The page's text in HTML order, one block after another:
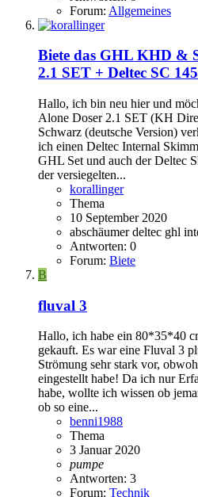
Forum: Allgemeines
Biete das GHL KHD &
2.1 SET + Deltec SC
Hallo, ich bin neu hier und
Alone Doser 2.1 SET (KH
Schwarz (deutsche Version)
ich einen Deltec Internal
GHL Set und auch der Deltec
der versiegelten...
korallinger
Thema
10 September 2020
abschäumerdeltec ghl
Antworten: 0
Forum: Biete
B
fluval 3
Hallo, ich habe ein 80*35*40
gekauft. Es war eine Fluval 3
Strömung sehr stark vor,
eingestellt habe! Da ich nur
habe, wollte ich wissen ob
ob so eine...
benni1988
Thema
3 Januar 2020
pumpe
Antworten: 3
Forum: Technik